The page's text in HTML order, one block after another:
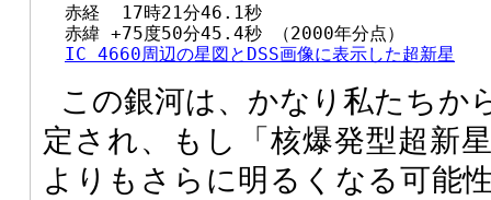
  赤経  17時21分46.1秒
  赤緯 +75度50分45.4秒 （2000年分点）
IC 4660周辺の星図とDSS画像に表示した超新星
この銀河は、かなり私たちか
定され、もし「核爆発型超新
よりもさらに明るくなる可能